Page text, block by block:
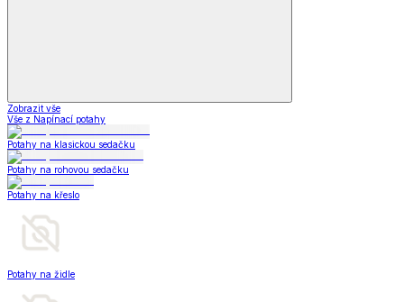
Zobrazit vše
Vše z Napínací potahy
Potahy na klasickou sedačku
Potahy na rohovou sedačku
Potahy na křeslo
Potahy na židle